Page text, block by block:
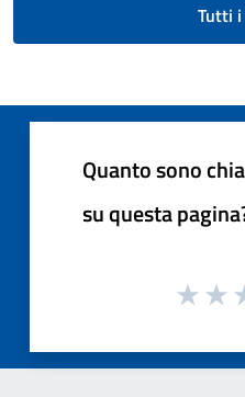
Tutti
Quanto sono
su questa